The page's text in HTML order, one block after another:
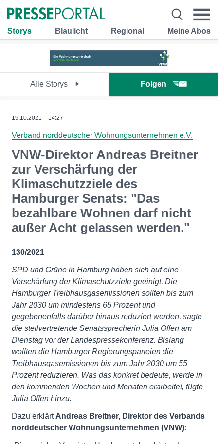
Storys Blaulicht Regional Meine Abos
Alle Storys Folgen
19.10.2021 – 14:27
Verband norddeutscher Wohnungsunternehmen e.V.
VNW-Direktor Andreas Breitner
zur Verschärfung der
Klimaschutzziele des
Hamburger Senats: "Das
bezahlbare Wohnen darf nicht
außer Acht gelassen werden."
130/2021
SPD und Grüne in Hamburg haben sich auf eine
Verschärfung der Klimaschutzziele geeinigt. Die
Hamburger Treibhausgasemissionen sollten bis zum
Jahr 2030 um mindestens 65 Prozent und
gegebenenfalls darüber hinaus reduziert werden, sagte
die stellvertretende Senatssprecherin Julia Offen am
Dienstag vor der Landespressekonferenz. Bislang
wollten die Hamburger Regierungsparteien die
Treibhausgasemissionen bis zum Jahr 2030 um 55
Prozent reduzieren. Was das konkret bedeute, werde in
den kommenden Wochen und Monaten erarbeitet, fügte
Julia Offen hinzu.
Dazu erklärt Andreas Breitner, Direktor des Verbands
norddeutscher Wohnungsunternehmen (VNW):